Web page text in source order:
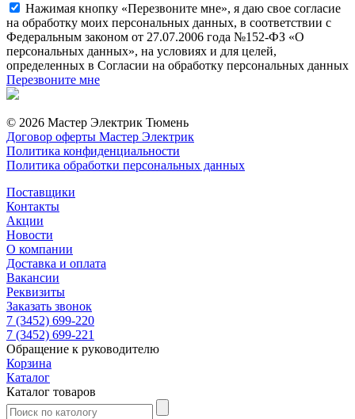
Нажимая кнопку «Перезвоните мне», я даю свое согласие
на обработку моих персональных данных, в соответствии с
Федеральным законом от 27.07.2006 года №152-ФЗ «О
персональных данных», на условиях и для целей,
определенных в Согласии на обработку персональных данных
Перезвоните мне
© 2026 Мастер Электрик Тюмень
Договор оферты Мастер Электрик
Политика конфиденциальности
Политика обработки персональных данных
Поставщики
Контакты
Акции
Новости
О компании
Доставка и оплата
Вакансии
Реквизиты
Заказать звонок
7 (3452) 699-220
7 (3452) 699-221
Обращение к руководителю
Корзина
Каталог
Каталог товаров